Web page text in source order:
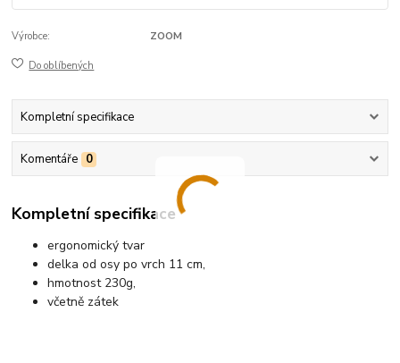
Výrobce: ZOOM
Do oblíbených
Kompletní specifikace
Komentáře 0
Kompletní specifikace
ergonomický tvar
delka od osy po vrch 11 cm,
hmotnost 230g,
včetně zátek